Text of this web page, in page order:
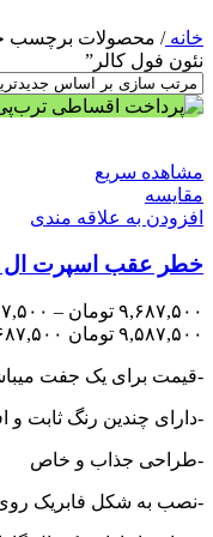
خانه/
نئون فول کالر”
مشاهده سریع
مقایسه
افزودن به علاقه مندی
خطر عقب اسپرت ال 90 طرح نئون فول کالر
۹,۶۸۷,۵۰۰ تومان –
۹,۵۸۷,۵۰۰ تومان through ۹,۶۸۷,۵۰۰ تومان
-قیمت برای یک جفت
-دارای چندین رنگ ثابت و
-طراحی جذاب و خاص
-نصب به شکل فابریک روی